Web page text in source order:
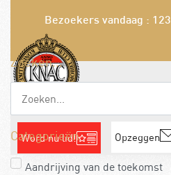
Bezoekers vandaag : 123
Word nu lid! Opzeggen
Zoeken...
Categorieën
Aandrijving van de toekomst